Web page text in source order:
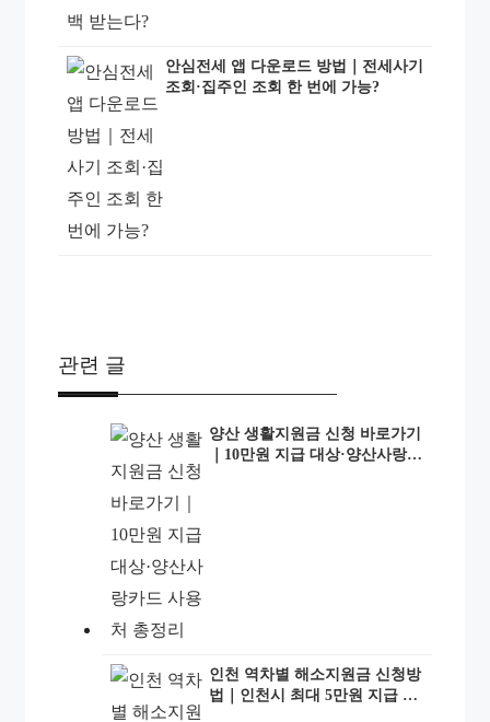
안심전세 앱 다운로드 방법｜전세사기
조회·집주인 조회 한 번에 가능?
관련 글
양산 생활지원금 신청 바로가기
｜10만원 지급 대상·양산사랑카
인천 역차별 해소지원금 신청방
법｜인천시 최대 5만원 지급 대